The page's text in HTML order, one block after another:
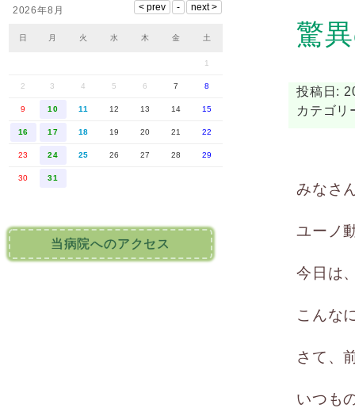
驚
投稿日:
カテゴ
みなさ
ユーノ
今日は
こんな
さて、
いつも
2026年8月
日 月 火 水 木 金 土
1
2 3 4 5 6 7 8
9 10 11 12 13 14 15
16 17 18 19 20 21 22
23 24 25 26 27 28 29
30 31
当病院へのアクセス